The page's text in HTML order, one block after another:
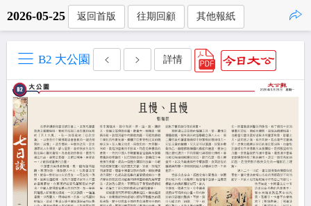
2026-05-25 返回首版 往期回顧 其他報紙
B2 大公園 詳情